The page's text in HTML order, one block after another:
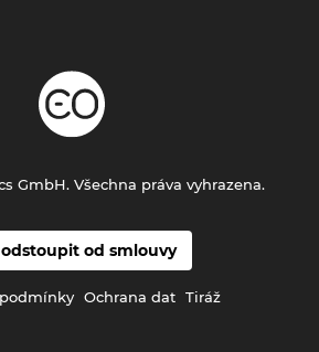
od smlouvy
Ochrana dat Tiráž
GmbH. Všechna práva vyhrazena.